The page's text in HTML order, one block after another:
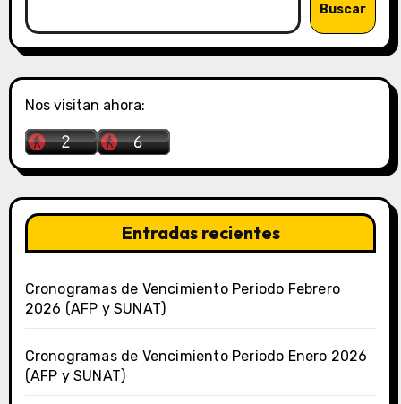
Buscar
Nos visitan ahora:
Entradas recientes
Cronogramas de Vencimiento Periodo Febrero
2026 (AFP y SUNAT)
Cronogramas de Vencimiento Periodo Enero 2026
(AFP y SUNAT)